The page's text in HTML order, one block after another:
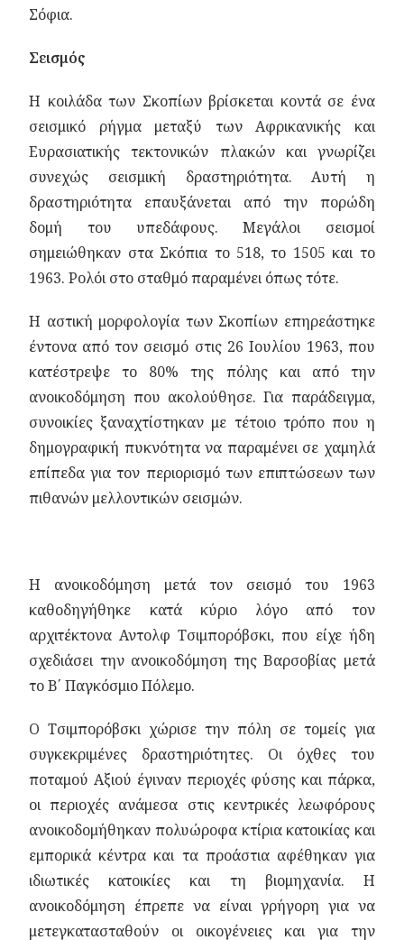
Σόφια.
Σεισμός
Η κοιλάδα των Σκοπίων βρίσκεται κοντά σε ένα
σεισμικό ρήγμα μεταξύ των Αφρικανικής και
Ευρασιατικής τεκτονικών πλακών και γνωρίζει
συνεχώς σεισμική δραστηριότητα. Αυτή η
δραστηριότητα επαυξάνεται από την πορώδη
δομή του υπεδάφους. Μεγάλοι σεισμοί
σημειώθηκαν στα Σκόπια το 518, το 1505 και το
1963. Ρολόι στο σταθμό παραμένει όπως τότε.
Η αστική μορφολογία των Σκοπίων επηρεάστηκε
έντονα από τον σεισμό στις 26 Ιουλίου 1963, που
κατέστρεψε το 80% της πόλης και από την
ανοικοδόμηση που ακολούθησε. Για παράδειγμα,
συνοικίες ξαναχτίστηκαν με τέτοιο τρόπο που η
δημογραφική πυκνότητα να παραμένει σε χαμηλά
επίπεδα για τον περιορισμό των επιπτώσεων των
πιθανών μελλοντικών σεισμών.
Η ανοικοδόμηση μετά τον σεισμό του 1963
καθοδηγήθηκε κατά κύριο λόγο από τον
αρχιτέκτονα Αντολφ Τσιμπορόβσκι, που είχε ήδη
σχεδιάσει την ανοικοδόμηση της Βαρσοβίας μετά
το Β΄ Παγκόσμιο Πόλεμο.
Ο Τσιμπορόβσκι χώρισε την πόλη σε τομείς για
συγκεκριμένες δραστηριότητες. Οι όχθες του
ποταμού Αξιού έγιναν περιοχές φύσης και πάρκα,
οι περιοχές ανάμεσα στις κεντρικές λεωφόρους
ανοικοδομήθηκαν πολυώροφα κτίρια κατοικίας και
εμπορικά κέντρα και τα προάστια αφέθηκαν για
ιδιωτικές κατοικίες και τη βιομηχανία. Η
ανοικοδόμηση έπρεπε να είναι γρήγορη για να
μετεγκατασταθούν οι οικογένειες και για την